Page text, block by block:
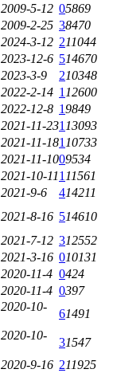
2009-5-12 05869
2009-2-25 38470
2024-3-12 211044
2023-12-6 514670
2023-3-9 210348
2022-2-14 1 12600
2022-12-8 19849
2021-11-231 13093
2021-11-181 10733
2021-11-1009534
2021-10-111 11561
2021-9-6 414211
2021-8-16 514610
2021-7-12 312552
2021-3-16 010131
2020-11-4 0424
2020-11-4 0397
2020-10-
61491
2020-10-
31547
2020-9-16 211925